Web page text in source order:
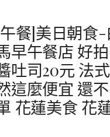
餐]美日朝食
早午餐店 好
吐司20元 法
這麼便宜 還
花蓮美食 花